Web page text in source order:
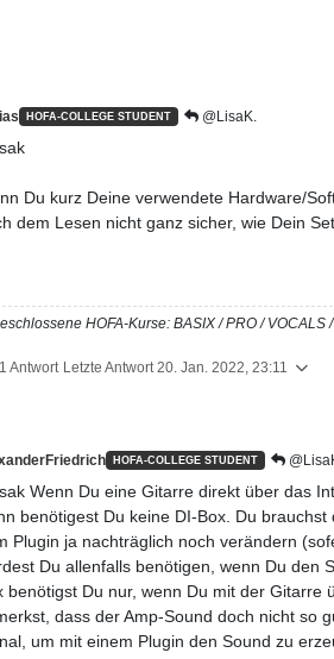
HOFA-COLLEGE STUDENT @LisaK.
Du kurz Deine verwendete Hardware/
dem Lesen nicht ganz sicher, wie Dein
HOFA-Kurse: BASIX / PRO /
1 Antwort Letzte Antwort 20. Jan. 2022, 23:11
HOFA-COLLEGE STUDENT
Wenn Du eine Gitarre direkt über das
benötigest Du keine DI-Box. Du
Plugin ja nachträglich noch verändern
Du allenfalls benötigen, wenn Du den
benötigst Du nur, wenn Du mit der
dass der Amp-Sound doch nicht so
um mit einem Plugin den Sound zu